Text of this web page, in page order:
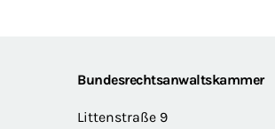
FooterBundesrechtsanwaltskammer
Littenstraße 9